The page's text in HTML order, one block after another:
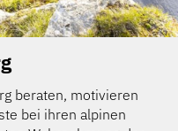
beraten, motivieren
bei ihren alpinen